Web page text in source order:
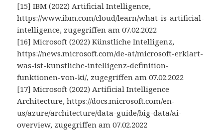
[15] IBM (2022) Artificial Intelligence,
https://www.ibm.com/cloud/learn/what-is-artificial-
intelligence, zugegriffen am 07.02.2022
[16] Microsoft (2022) Künstliche Intelligenz,
https://news.microsoft.com/de-at/microsoft-erklart-
was-ist-kunstliche-intelligenz-definition-
funktionen-von-ki/, zugegriffen am 07.02.2022
[17] Microsoft (2022) Artificial Intelligence
Architecture, https://docs.microsoft.com/en-
us/azure/architecture/data-guide/big-data/ai-
overview, zugegriffen am 07.02.2022